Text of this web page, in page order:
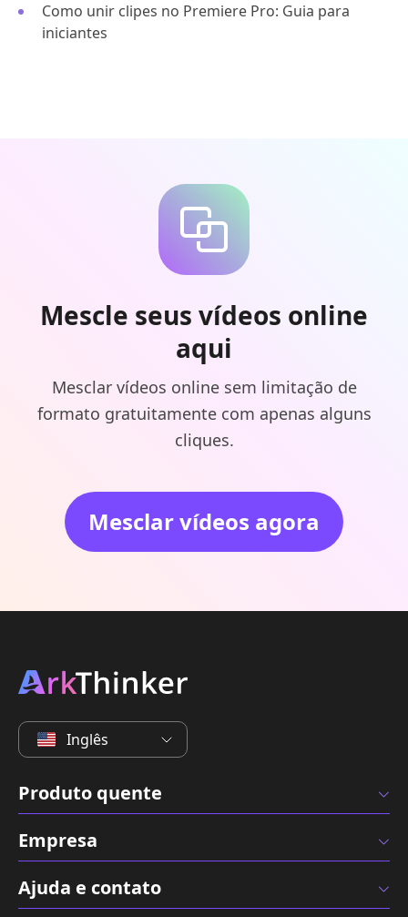
Como unir clipes no Premiere Pro: Guia para
iniciantes
Mescle seus vídeos online
aqui
Mesclar vídeos online sem limitação de
formato gratuitamente com apenas alguns
cliques.
Mesclar vídeos agora
Inglês
Produto quente
Empresa
Ajuda e contato